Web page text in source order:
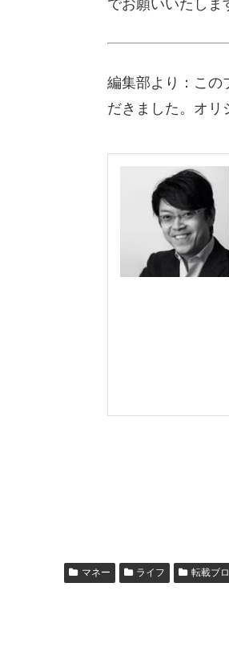
でお願いいたしま
編集部より：この
だきました。オリ
マネー ライフ 転載ブ